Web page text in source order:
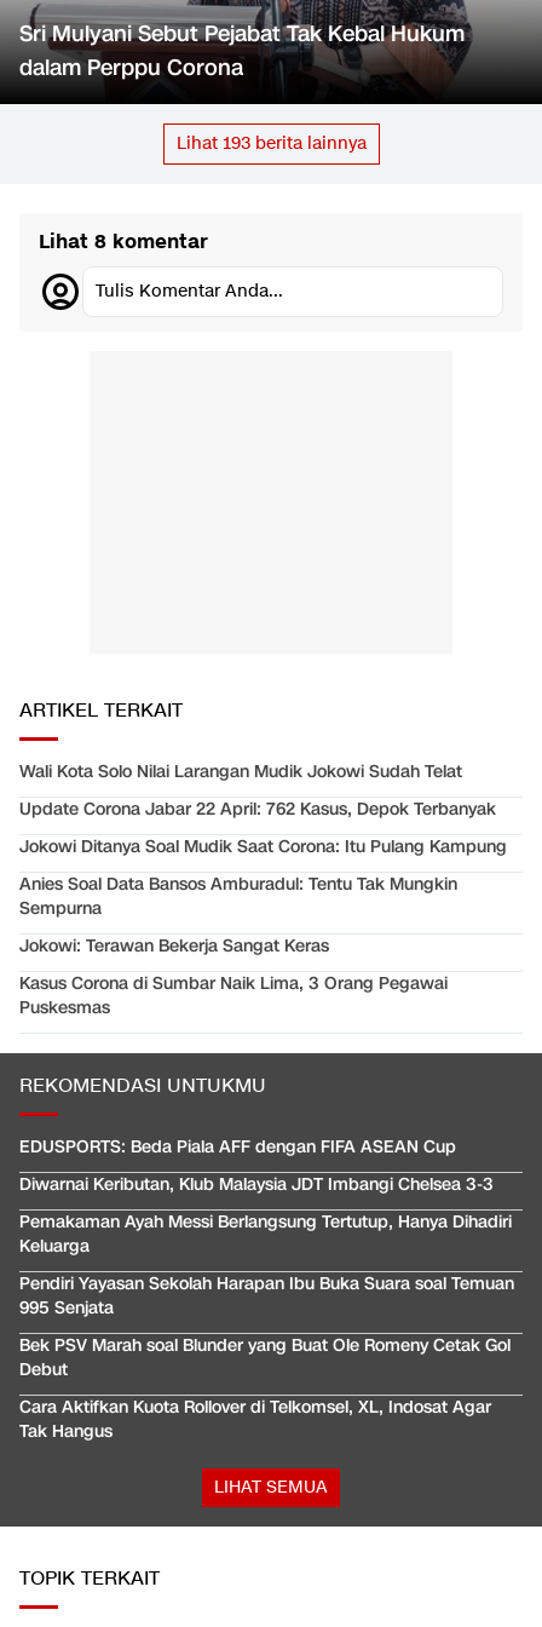
Sri Mulyani Sebut Pejabat Tak Kebal Hukum
dalam Perppu Corona
Lihat 193berita lainnya
Lihat 8 komentar
Tulis Komentar Anda...
ARTIKEL TERKAIT
Wali Kota Solo Nilai Larangan Mudik Jokowi Sudah Telat
Update Corona Jabar 22 April: 762 Kasus, Depok Terbanyak
Jokowi Ditanya Soal Mudik Saat Corona: Itu Pulang Kampung
Anies Soal Data Bansos Amburadul: Tentu Tak Mungkin
Sempurna
Jokowi: Terawan Bekerja Sangat Keras
Kasus Corona di Sumbar Naik Lima, 3 Orang Pegawai
Puskesmas
REKOMENDASI UNTUKMU
EDUSPORTS: Beda Piala AFF dengan FIFA ASEAN Cup
Diwarnai Keributan, Klub Malaysia JDT Imbangi Chelsea 3-3
Pemakaman Ayah Messi Berlangsung Tertutup, Hanya Dihadiri
Keluarga
Pendiri Yayasan Sekolah Harapan Ibu Buka Suara soal Temuan
995 Senjata
Bek PSV Marah soal Blunder yang Buat Ole Romeny Cetak Gol
Debut
Cara Aktifkan Kuota Rollover di Telkomsel, XL, Indosat Agar
Tak Hangus
LIHAT SEMUA
TOPIK TERKAIT